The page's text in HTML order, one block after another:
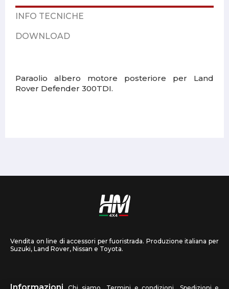
INFO TECNICHE
DOWNLOAD
Paraolio albero motore posteriore per Land
Rover Defender 300TDI.
Vendita on line di accessori per fuoristrada. Produzione italiana per
Suzuki, Land Rover, Nissan e Toyota.